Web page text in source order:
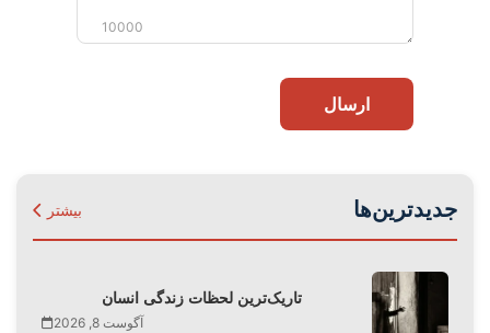
10000
ارسال
جدیدترین‌ها بیشتر
تاریک‌ترین لحظات زندگی انسان
آگوست 8, 2026